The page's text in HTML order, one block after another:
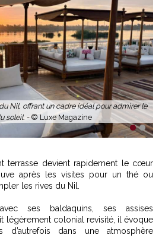
Nil, offrant un cadre idéal pour admirer le
soleil. - © Luxe Magazine
1 2
terrasse devient rapidement le cœur
après les visites pour un thé ou
les rives du Nil.
ses baldaquins, ses assises
légèrement colonial revisité, il évoque
d’autrefois dans une atmosphère